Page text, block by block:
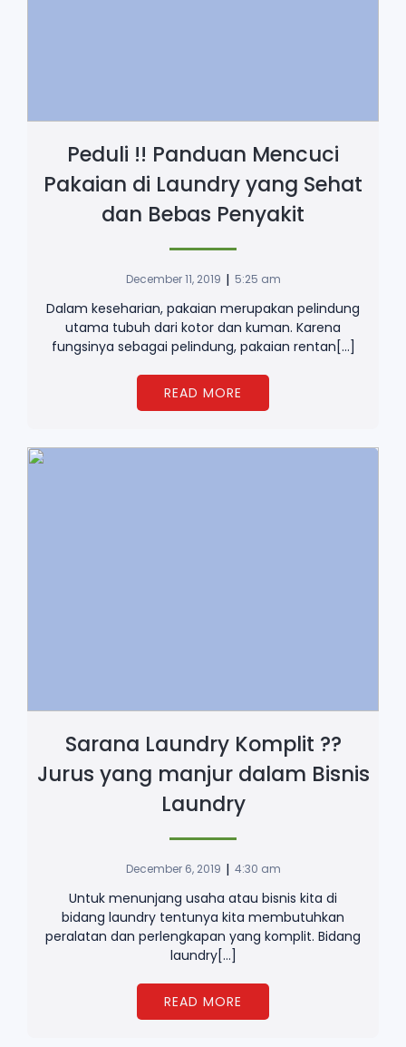
Peduli !! Panduan Mencuci
Pakaian di Laundry yang Sehat
dan Bebas Penyakit
December 11, 2019 | 5:25 am
Dalam keseharian, pakaian merupakan pelindung
utama tubuh dari kotor dan kuman. Karena
fungsinya sebagai pelindung, pakaian rentan[…]
READ MORE
Sarana Laundry Komplit ??
Jurus yang manjur dalam Bisnis
Laundry
December 6, 2019 | 4:30 am
Untuk menunjang usaha atau bisnis kita di
bidang laundry tentunya kita membutuhkan
peralatan dan perlengkapan yang komplit. Bidang
laundry[…]
READ MORE